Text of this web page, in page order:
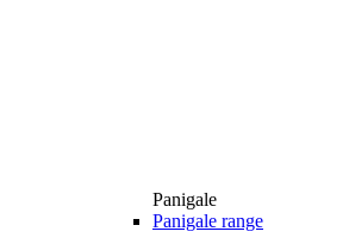
Panigale
Panigale range